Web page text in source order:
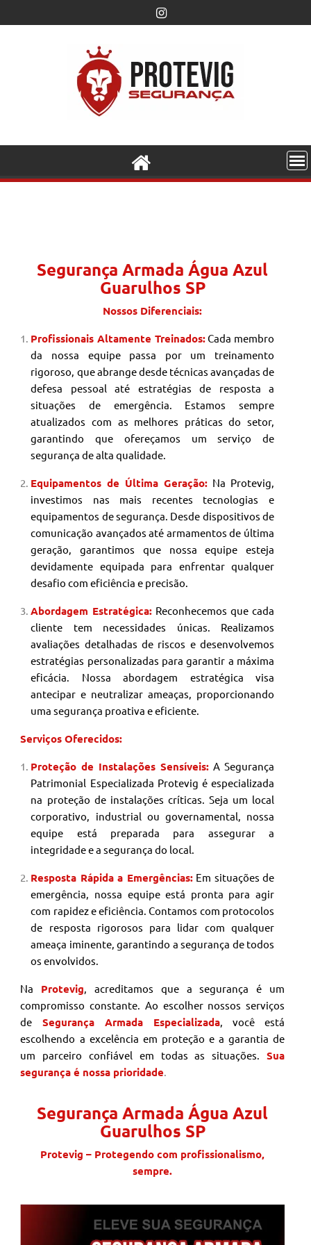
Segurança Armada Água Azul
Guarulhos SP
Nossos Diferenciais:
Profissionais Altamente Treinados:Cada membro
da nossa equipe passa por um treinamento
rigoroso, que abrange desde técnicas avançadas de
defesa pessoal até estratégias de resposta a
situações de emergência. Estamos sempre
atualizados com as melhores práticas do setor,
garantindo que ofereçamos um serviço de
segurança de alta qualidade.
Equipamentos de Última Geração: Na Protevig,
investimos nas mais recentes tecnologias e
equipamentos de segurança. Desde dispositivos de
comunicação avançados até armamentos de última
geração, garantimos que nossa equipe esteja
devidamente equipada para enfrentar qualquer
desafio com eficiência e precisão.
Abordagem Estratégica: Reconhecemos que cada
cliente tem necessidades únicas. Realizamos
avaliações detalhadas de riscos e desenvolvemos
estratégias personalizadas para garantir a máxima
eficácia. Nossa abordagem estratégica visa
antecipar e neutralizar ameaças, proporcionando
uma segurança proativa e eficiente.
Serviços Oferecidos:
Proteção de Instalações Sensíveis: A Segurança
Patrimonial Especializada Protevig é especializada
na proteção de instalações críticas. Seja um local
corporativo, industrial ou governamental, nossa
equipe está preparada para assegurar a
integridade e a segurança do local.
Resposta Rápida a Emergências: Em situações de
emergência, nossa equipe está pronta para agir
com rapidez e eficiência. Contamos com protocolos
de resposta rigorosos para lidar com qualquer
ameaça iminente, garantindo a segurança de todos
os envolvidos.
Na Protevig , acreditamos que a segurança é um
compromisso constante. Ao escolher nossos serviços
de
Segurança Armada Especializada, você está
escolhendo a excelência em proteção e a garantia de
um parceiro confiável em todas as situações.
Sua
segurança é nossa prioridade
Segurança Armada Água Azul
Guarulhos SP
Protevig – Protegendo com profissionalismo,
sempre.